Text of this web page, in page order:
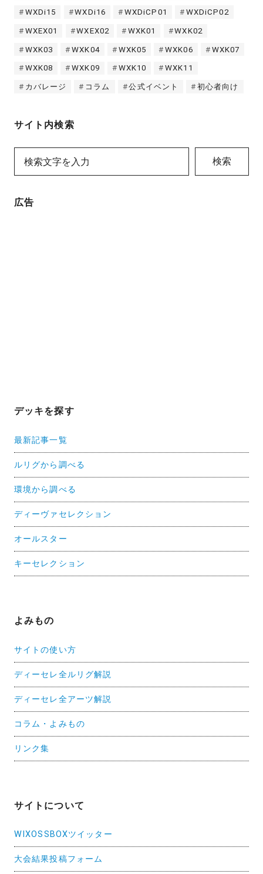
WXDi15 WXDi16 WXDiCP01 WXDiCP02
WXEX01 WXEX02 WXK01 WXK02
WXK03 WXK04 WXK05 WXK06 WXK07
WXK08 WXK09 WXK10 WXK11
カバレージ コラム 公式イベント 初心者向け
サイト内検索
検索
広告
デッキを探す
最新記事一覧
ルリグから調べる
環境から調べる
ディーヴァセレクション
オールスター
キーセレクション
よみもの
サイトの使い方
ディーセレ全ルリグ解説
ディーセレ全アーツ解説
コラム・よみもの
リンク集
サイトについて
WIXOSSBOXツイッター
大会結果投稿フォーム